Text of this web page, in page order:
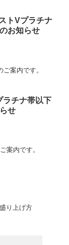
トVプラチナ
お知らせ
案内です。
ラチナ帯以下
せ
案内です。
り上げ方